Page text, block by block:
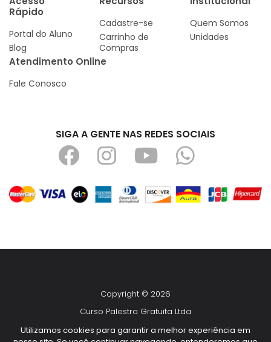
Rápido
Portal do Aluno
Blog
Cadastre-se
Carrinho de
Compras
Quem Somos
Unidades
Atendimento Online
Fale Conosco
SIGA A GENTE NAS REDES SOCIAIS
Copyright © 2026
Curso Palestra Gratuita Ltda
CNPJ 14.292.947/0001-28
Utilizamos cookies para garantir a melhor experiência em